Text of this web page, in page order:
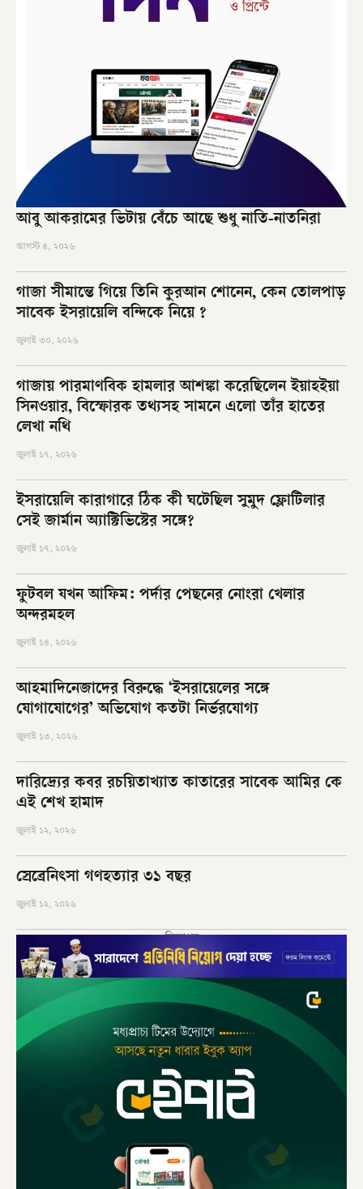
আবু আকরামের ভিটায় বেঁচে আছে শুধু নাতি-নাতনিরা
আগস্ট ৪, ২০২৬
গাজা সীমান্তে গিয়ে তিনি কুরআন শোনেন, কেন তোলপাড়
সাবেক ইসরায়েলি বন্দিকে নিয়ে ?
জুলাই ৩০, ২০২৬
গাজায় পারমাণবিক হামলার আশঙ্কা করেছিলেন ইয়াহইয়া
সিনওয়ার, বিস্ফোরক তথ্যসহ সামনে এলো তাঁর হাতের
লেখা নথি
জুলাই ১৭, ২০২৬
ইসরায়েলি কারাগারে ঠিক কী ঘটেছিল সুমুদ ফ্লোটিলার
সেই জার্মান অ্যাক্টিভিস্টের সঙ্গে?
জুলাই ১৭, ২০২৬
ফুটবল যখন আফিম: পর্দার পেছনের নোংরা খেলার
অন্দরমহল
জুলাই ১৪, ২০২৬
আহমাদিনেজাদের বিরুদ্ধে ‘ইসরায়েলের সঙ্গে
যোগাযোগের’ অভিযোগ কতটা নির্ভরযোগ্য
জুলাই ১৩, ২০২৬
দারিদ্র্যের কবর রচয়িতাখ্যাত কাতারের সাবেক আমির কে
এই শেখ হামাদ
জুলাই ১২, ২০২৬
স্রেব্রেনিৎসা গণহত্যার ৩১ বছর
জুলাই ১২, ২০২৬
বিজ্ঞাপন